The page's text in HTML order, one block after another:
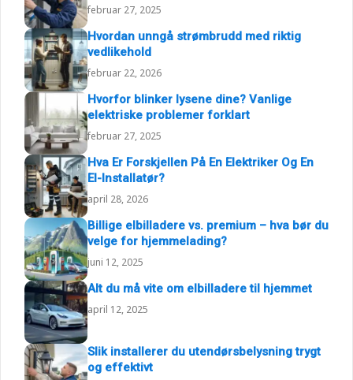
februar 27, 2025
Hvordan unngå strømbrudd med riktig
vedlikehold
februar 22, 2026
Hvorfor blinker lysene dine? Vanlige
elektriske problemer forklart
februar 27, 2025
Hva Er Forskjellen På En Elektriker Og En
El-Installatør?
april 28, 2026
Billige elbilladere vs. premium – hva bør du
velge for hjemmelading?
juni 12, 2025
Alt du må vite om elbilladere til hjemmet
april 12, 2025
Slik installerer du utendørsbelysning trygt
og effektivt